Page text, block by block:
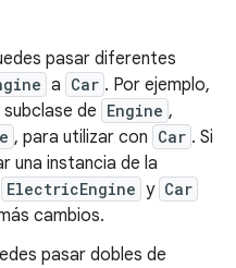
pasar diferentes
a Car . Por ejemplo,
de Engine ,
, para utilizar con Car . Si
una instancia de la
ElectricEngine y Car
cambios.
pasar dobles de